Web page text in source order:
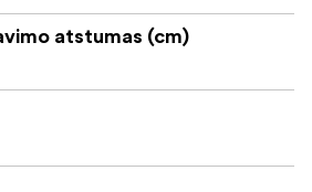
atstumas (cm)